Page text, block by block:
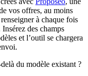
vos offres, au moins
à chaque fois
des champs
et l’outil se chargera
du modèle existant ?